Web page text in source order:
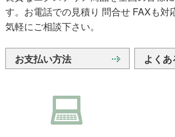
す。お電話での見積り 問合せ FAXも対
気軽にご相談下さい。
お支払い方法 よく